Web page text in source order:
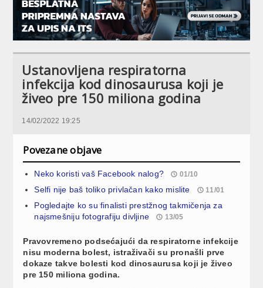
Ustanovljena respiratorna
infekcija kod dinosaurusa koji je
živeo pre 150 miliona godina
14/02/2022 19:25
Povezane objave
Neko koristi vaš Facebook nalog? 01/10
Selfi nije baš toliko privlačan kako mislite 11/01
Pogledajte ko su finalisti prestžnog takmičenja za
najsmešniju fotografiju divljine
13/05
Pravovremeno podsećajući da respiratorne infekcije
nisu moderna bolest, istraživači su pronašli prve
dokaze takve bolesti kod dinosaurusa koji je živeo
pre 150 miliona godina.